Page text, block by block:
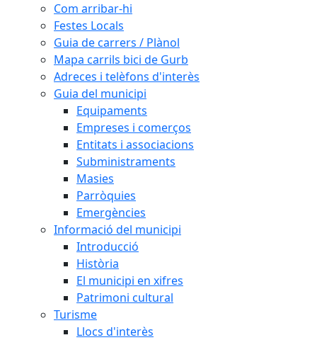
Com arribar-hi
Festes Locals
Guia de carrers / Plànol
Mapa carrils bici de Gurb
Adreces i telèfons d'interès
Guia del municipi
Equipaments
Empreses i comerços
Entitats i associacions
Subministraments
Masies
Parròquies
Emergències
Informació del municipi
Introducció
Història
El municipi en xifres
Patrimoni cultural
Turisme
Llocs d'interès